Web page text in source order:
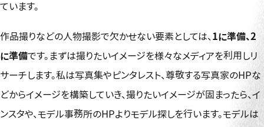
ています。
作品撮りなどの人物撮影で欠かせない要素としては、 1に準備、2
に準備です。まずは撮りたいイメージを様々なメディアを利用しリ
サーチします。私は写真集やピンタレスト、尊敬する写真家のHPな
どからイメージを構築していき、撮りたいイメージが固まったら、イ
ンスタや、モデル事務所のHPよりモデル探しを行います。モデルは